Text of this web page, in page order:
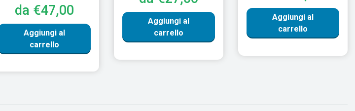
da €47,00
Aggiungi al
carrello
Aggiungi al
carrello
Aggiungi al
carrello